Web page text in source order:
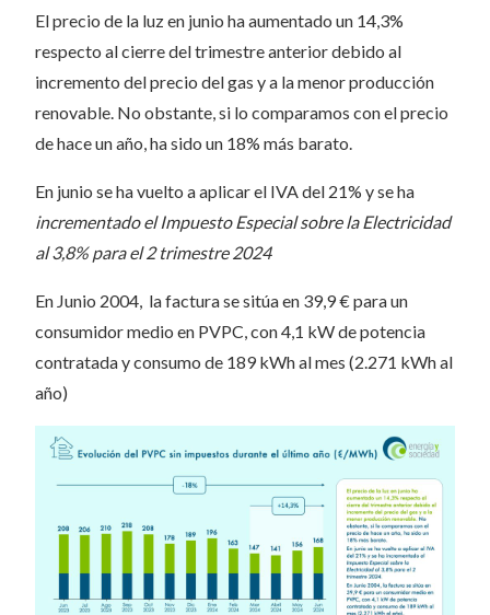
El precio de la luz en junio ha aumentado un 14,3%
respecto al cierre del trimestre anterior debido al
incremento del precio del gas y a la menor producción
renovable. No obstante, si lo comparamos con el precio
de hace un año, ha sido un 18% más barato.
En junio se ha vuelto a aplicar el IVA del 21% y se ha
incrementado el Impuesto Especial sobre la Electricidad
al 3,8% para el 2 trimestre 2024
En Junio 2004, la factura se sitúa en 39,9 € para un
consumidor medio en PVPC, con 4,1 kW de potencia
contratada y consumo de 189 kWh al mes (2.271 kWh al
año)